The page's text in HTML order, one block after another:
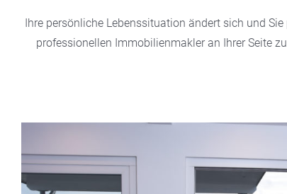
Ihre persönliche Lebenssituation ändert sich und
professionellen Immobilienmakler an Ihrer Seite